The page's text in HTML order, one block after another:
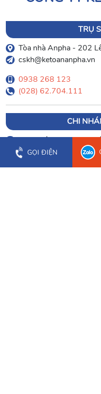
TRỤ
Tòa nhà Anpha - 202
cskh@ketoananpha.vn
0938 268 123
(028) 62.704.111
CHI
Trung tâm Dịch vụ
Lợi, Phường Bình Lợi Trung
GỌI ĐIỆN